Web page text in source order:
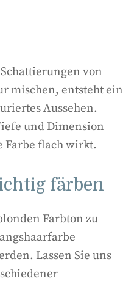
von
mischen, entsteht ein
Aussehen.
und Dimension
Farbe flach wirkt.
färben
Farbton zu
Lassen Sie uns